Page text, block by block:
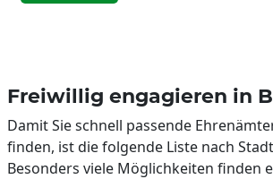
Freiwillig engagieren in
Damit Sie schnell passende
finden, ist die folgende Liste nach
Besonders viele Möglichkeiten finden